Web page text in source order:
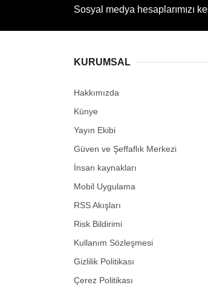
Sosyal medya hesaplarımızı
KURUMSAL
Hakkımızda
Künye
Yayın Ekibi
Güven ve Şeffaflık Merkezi
İnsan kaynakları
Mobil Uygulama
RSS Akışları
Risk Bildirimi
Kullanım Sözleşmesi
Gizlilik Politikası
Çerez Politikası